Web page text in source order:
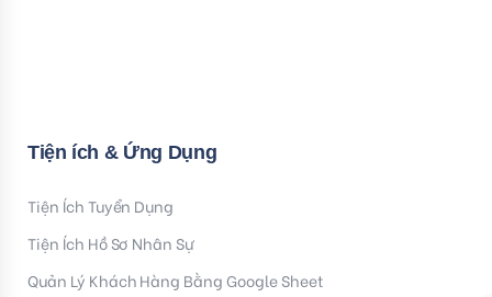
Tiện ích & Ứng Dụng
Tiện Ích Tuyển Dụng
Tiện Ích Hồ Sơ Nhân Sự
Quản Lý Khách Hàng Bằng Google Sheet